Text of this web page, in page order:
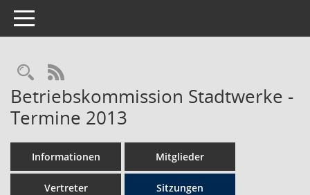
Toggle navigation
Rechercheauswahl
RSS-Feed
Betriebskommission Stadtwerke -
Termine 2013
Informationen Mitglieder
Vertreter Sitzungen